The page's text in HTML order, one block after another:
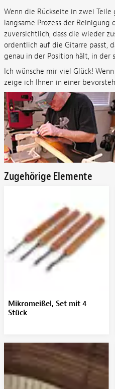
Wenn die Rückseite in zwei
langsame Prozess der Reinigung
zuversichtlich, dass die wieder
ordentlich auf die Gitarre passt,
genau in der Position hält, in der
Ich wünsche mir viel Glück!
zeige ich Ihnen in einer
Zugehörige Elemente
Mikromeißel, Set mit 4
Stück